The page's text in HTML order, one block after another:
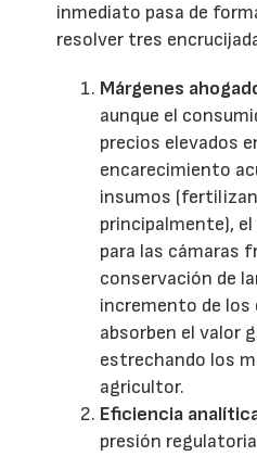
inmediato pasa de
resolver tres
Márgenes
aunque el
precios elevados
encarecimiento
insumos
principalmente),
para las cámaras
conservación de
incremento de los
absorben el valor
estrechando los
agricultor.
Eficiencia
presión